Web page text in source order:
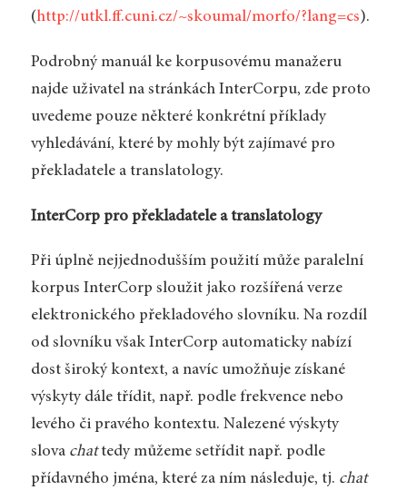
(http://utkl.ff.cuni.cz/~skoumal/morfo/?lang=cs).
Podrobný manuál ke korpusovému manažeru
najde uživatel na stránkách InterCorpu, zde proto
uvedeme pouze některé konkrétní příklady
vyhledávání, které by mohly být zajímavé pro
překladatele a translatology.
InterCorp pro překladatele a translatology
Při úplně nejjednodušším použití může paralelní
korpus InterCorp sloužit jako rozšířená verze
elektronického překladového slovníku. Na rozdíl
od slovníku však InterCorp automaticky nabízí
dost široký kontext, a navíc umožňuje získané
výskyty dále třídit, např. podle frekvence nebo
levého či pravého kontextu. Nalezené výskyty
slova chattedy můžeme setřídit např. podle
přídavného jména, které za ním následuje, tj. chat